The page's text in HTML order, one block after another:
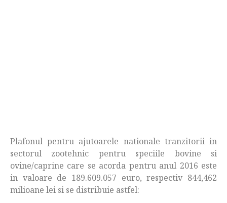
Plafonul pentru ajutoarele nationale tranzitorii in
sectorul zootehnic pentru speciile bovine si
ovine/caprine care se acorda pentru anul 2016 este
in valoare de 189.609.057 euro, respectiv 844,462
milioane lei si se distribuie astfel: